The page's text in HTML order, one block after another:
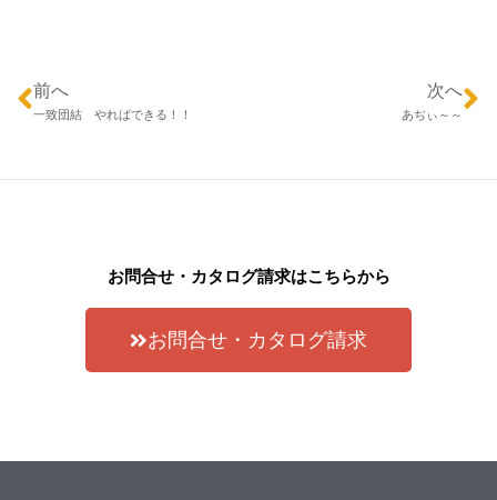
前へ
一致団結 やればできる！！
次へ
あぢぃ～～
お問合せ・カタログ請求はこちらから
お問合せ・カタログ請求